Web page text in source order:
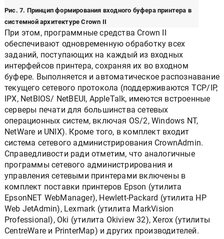
Рис. 7. Принцип формирования входного буфера принтера в
системной архитектуре Crown II
При этом, программные средства Crown II
обеспечивают одновременную обработку всех
заданий, поступающих на каждый из входных
интерфейсов принтера, сохраняя их во входном
буфере. Выполняется и автоматическое распознавание
текущего сетевого протокола (поддерживаются TCP/IP,
IPX, NetBIOS/ NetBEUI, AppleTalk, имеются встроенные
серверы печати для большинства сетевых
операционных систем, включая OS/2, Windows NT,
NetWare и UNIX). Кроме того, в комплект входит
система сетевого администрирования CrownAdmin.
Справедливости ради отметим, что аналогичные
программы сетевого администрирования и
управления сетевыми принтерами включены в
комплект поставки принтеров Epson (утилита
EpsonNET WebManager), Hewlett-Packard (утилита HP
Web JetAdmin), Lexmark (утилита MarkVision
Professional), Oki (утилита Okiview 32), Xerox (утилиты
CentreWare и PrinterMap) и других производителей.